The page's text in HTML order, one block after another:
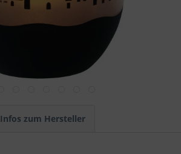
Infos zum Hersteller